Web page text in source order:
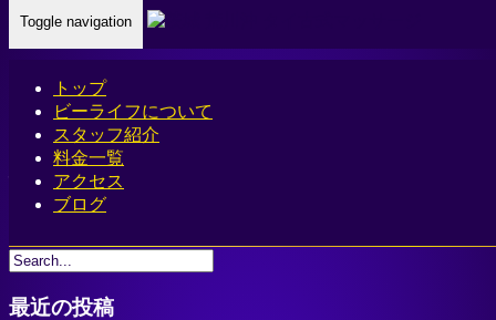
Toggle navigation
トップ
ビーライフについて
スタッフ紹介
料金一覧
アクセス
ブログ
Home- 心と体…
心と体に幸運を。伝統とリラクゼーションが融合した究極の
癒しをご体験ください。
最近の投稿